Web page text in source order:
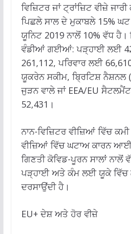
ਵਿਜ਼ਿਟਰ ਜਾਂ ਟ੍ਰਾਂਜ਼ਿਟ ਵੀਜ਼ੇ
ਪਿਛਲੇ ਸਾਲ ਦੇ ਮੁਕਾਬਲੇ 15%
ਯੂਨਿਟ 2019 ਨਾਲੋਂ 10% ਵੱਧ
ਵੰਡੀਆਂ ਗਈਆਂ: ਪੜ੍ਹਾਈ ਲਈ
261,112, ਪਰਿਵਾਰ ਲਈ
ਯੂਕਰੇਨ ਸਕੀਮ, ਬ੍ਰਿਟਿਸ਼ ਨੈਸ਼ਨਲ
ਜੁੜਨ ਵਾਲੇ ਜਾਂ EEA/EU
52,431।
ਨਾਨ-ਵਿਜ਼ਿਟਰ ਵੀਜ਼ਿਆਂ ਵਿੱਚ
ਵੀਜ਼ਿਆਂ ਵਿੱਚ ਘਟਾਅ ਕਾਰਨ
ਗਿਣਤੀ ਕੋਵਿਡ-ਪੂਰਨ ਸਾਲਾਂ ਨਾਲੋਂ
ਪੜ੍ਹਾਈ ਅਤੇ ਕੰਮ ਲਈ ਯੂਕੇ ਵਿੱਚ
ਦਰਸਾਉਂਦੀ ਹੈ।
EU+ ਦੇਸ਼ ਅਤੇ ਹੋਰ ਵੀਜ਼ੇ